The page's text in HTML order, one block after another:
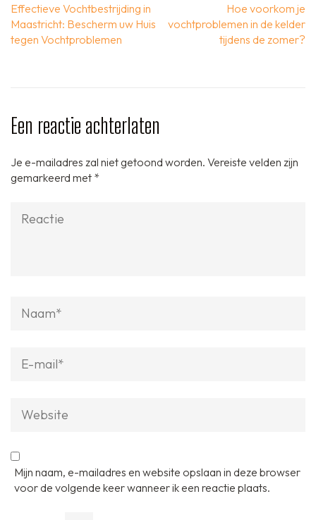
Berichtnavigatie
Effectieve Vochtbestrijding in
Maastricht: Bescherm uw Huis
tegen Vochtproblemen
Hoe voorkom je
vochtproblemen in de kelder
tijdens de zomer?
Een reactie achterlaten
Je e-mailadres zal niet getoond worden. Vereiste velden zijn
gemarkeerd met *
mail*
Mijn naam, e-mailadres en website opslaan in deze browser
voor de volgende keer wanneer ik een reactie plaats.